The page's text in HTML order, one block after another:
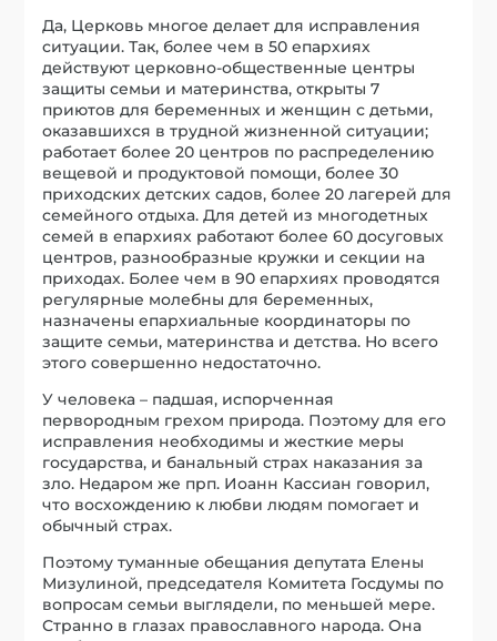
Да, Церковь многое делает для исправления
ситуации. Так, более чем в 50 епархиях
действуют церковно-общественные центры
защиты семьи и материнства, открыты 7
приютов для беременных и женщин с детьми,
оказавшихся в трудной жизненной ситуации;
работает более 20 центров по распределению
вещевой и продуктовой помощи, более 30
приходских детских садов, более 20 лагерей для
семейного отдыха. Для детей из многодетных
семей в епархиях работают более 60 досуговых
центров, разнообразные кружки и секции на
приходах. Более чем в 90 епархиях проводятся
регулярные молебны для беременных,
назначены епархиальные координаторы по
защите семьи, материнства и детства. Но всего
этого совершенно недостаточно.
У человека – падшая, испорченная
первородным грехом природа. Поэтому для его
исправления необходимы и жесткие меры
государства, и банальный страх наказания за
зло. Недаром же прп. Иоанн Кассиан говорил,
что восхождению к любви людям помогает и
обычный страх.
Поэтому туманные обещания депутата Елены
Мизулиной, председателя Комитета Госдумы по
вопросам семьи выглядели, по меньшей мере.
Странно в глазах православного народа. Она